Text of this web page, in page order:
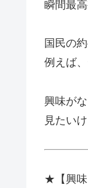
瞬間最
国民の
例えば
興味が
見たい
★【興味